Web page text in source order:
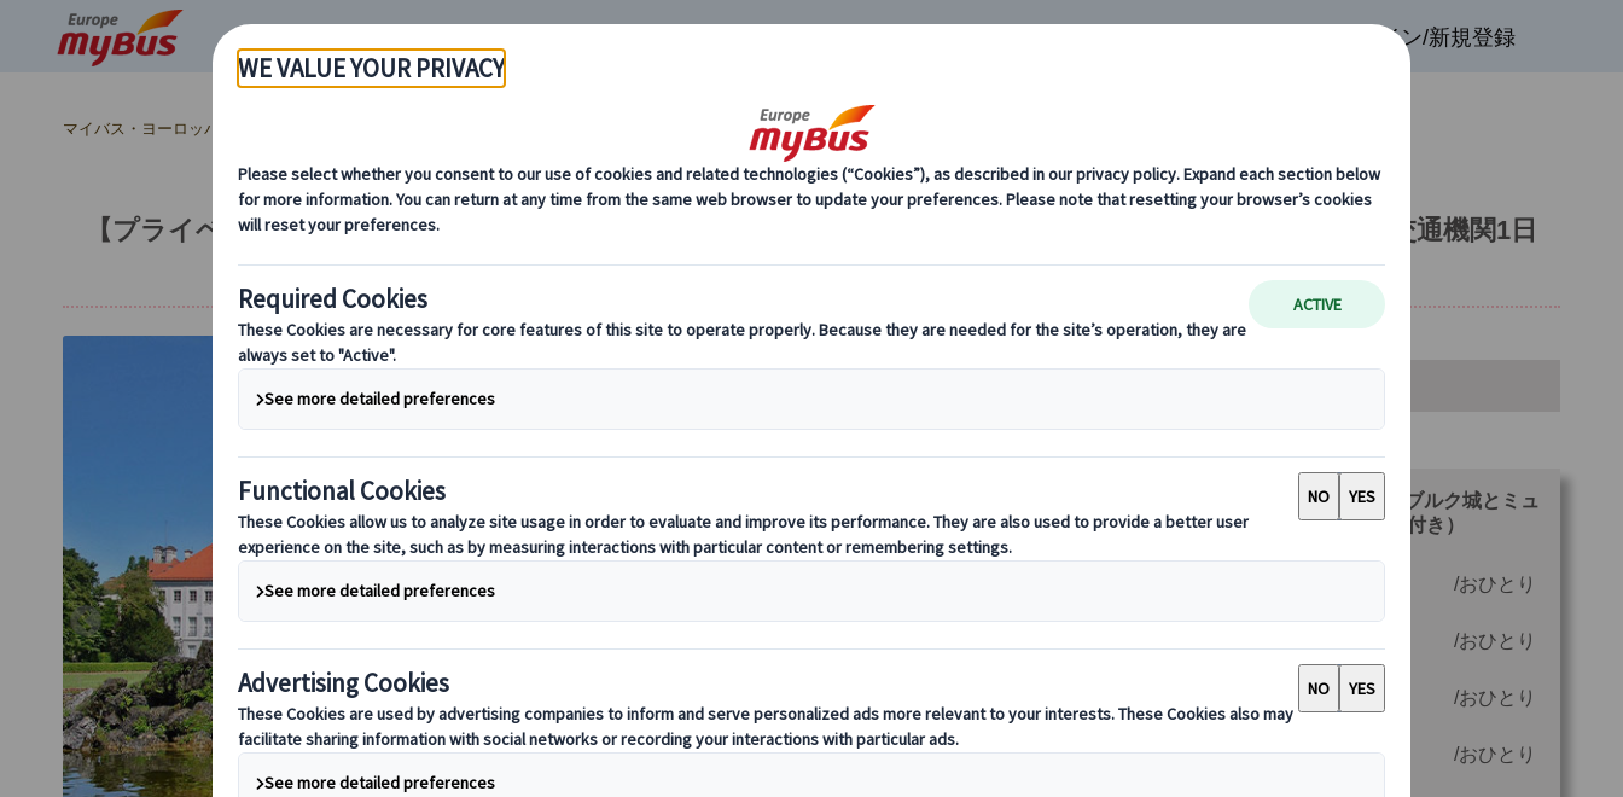
ログイン/新規登録
マイバス・ヨーロッパ
【プライベートツアー】ニンフェンブルク城＆ミュンヘン半日観光｜日本語ガイド付き（午前・午後／公共交通機関1日
券付き）
【午前】【プライベート】ニンフェンブルク城とミュ
ンヘン半日観光（公共交通機関1日乗車券付き）
おひとり
おひとり
90.00 EUR おひとり
3 名様参加時 115.00 EUR おひとり